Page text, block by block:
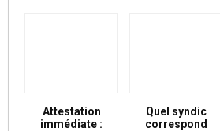
Attestation
immédiate :
Quel syndic
correspond